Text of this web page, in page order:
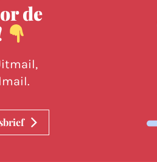
de